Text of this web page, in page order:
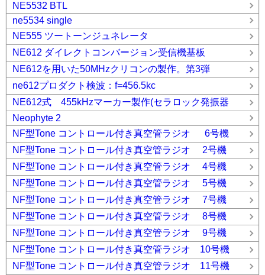
NE5532 BTL
ne5534 single
NE555 ツートーンジュネレータ
NE612 ダイレクトコンバージョン受信機基板
NE612を用いた50MHzクリコンの製作。第3弾
ne612プロダクト検波：f=456.5kc
NE612式 455kHzマーカー製作(セラロック発振器
Neophyte 2
NF型Tone コントロール付き真空管ラジオ 6号機
NF型Tone コントロール付き真空管ラジオ 2号機
NF型Tone コントロール付き真空管ラジオ 4号機
NF型Tone コントロール付き真空管ラジオ 5号機
NF型Tone コントロール付き真空管ラジオ 7号機
NF型Tone コントロール付き真空管ラジオ 8号機
NF型Tone コントロール付き真空管ラジオ 9号機
NF型Tone コントロール付き真空管ラジオ 10号機
NF型Tone コントロール付き真空管ラジオ 11号機